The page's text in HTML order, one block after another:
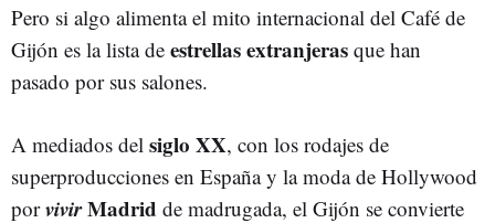
Pero si algo alimenta el mito internacional del Café de
Gijón es la lista de estrellas extranjeras que han
pasado por sus salones.
A mediados del siglo XX, con los rodajes de
superproducciones en España y la moda de Hollywood
porvivirMadrid de madrugada, el Gijón se convierte